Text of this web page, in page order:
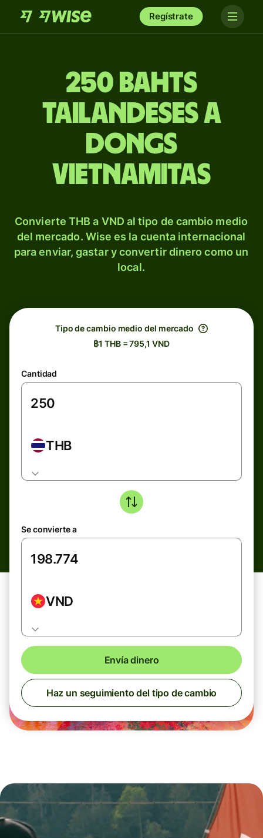
Regístrate
250 bahts
tailandeses a
dongs
vietnamitas
Convierte THB a VND al tipo de cambio medio
del mercado. Wise es la cuenta internacional
para enviar, gastar y convertir dinero como un
local.
Tipo de cambio medio del mercado
฿1 THB = 795,1 VND
Cantidad
THB
Se convierte a
VND
Envía dinero
Haz un seguimiento del tipo de cambio